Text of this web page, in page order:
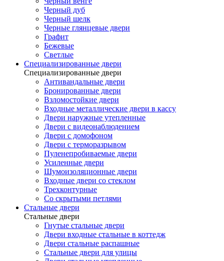
Черный дуб
Черный шелк
Черные глянцевые двери
Графит
Бежевые
Светлые
Специализированные двери
Специализированные двери
Антивандальные двери
Бронированные двери
Взломостойкие двери
Входные металлические двери в кассу
Двери наружные утепленные
Двери с видеонаблюдением
Двери с домофоном
Двери с терморазрывом
Пуленепробиваемые двери
Усиленные двери
Шумоизоляционные двери
Входные двери со стеклом
Трехконтурные
Со скрытыми петлями
Стальные двери
Стальные двери
Гнутые стальные двери
Двери входные стальные в коттедж
Двери стальные распашные
Стальные двери для улицы